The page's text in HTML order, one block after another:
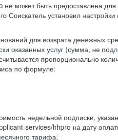
не может быть предоставлена
Соискатель установил
для возврата денежных
оказанных услуг (сумма, не
пропорционально
по формуле:
недельной подписки,
services/hhpro на дату
тарифа;